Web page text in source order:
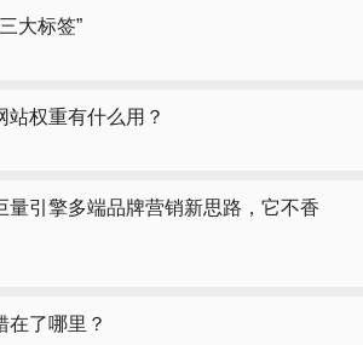
大标签”
站权重有什么用？
量引擎多端品牌营销新思路，它不香
在了哪里？